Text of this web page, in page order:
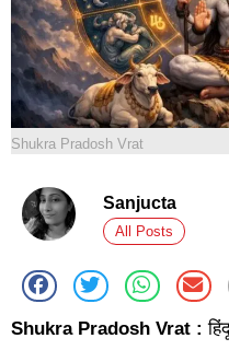
Shukra Pradosh Vrat
Sanjucta
All Posts
Shukra Pradosh Vrat :